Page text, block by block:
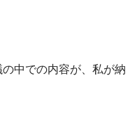
中での内容が、私が納